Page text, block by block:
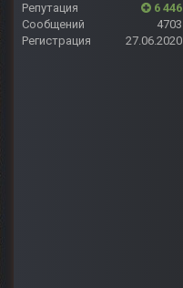
Репутация
6 446
Сообщений
4703
Регистрация
27.06.2020